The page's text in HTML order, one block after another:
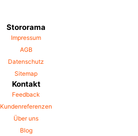
Stororama
Impressum
AGB
Datenschutz
Sitemap
Kontakt
Feedback
Kundenreferenzen
Über uns
Blog